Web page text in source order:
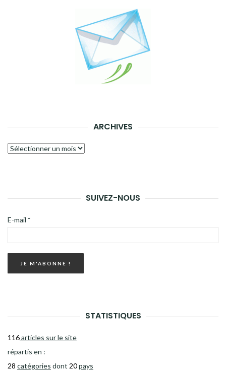
ARCHIVES
Archives
SUIVEZ-NOUS
E-mail *
STATISTIQUES
116articles sur le site
répartis en :
28 catégories dont 20pays